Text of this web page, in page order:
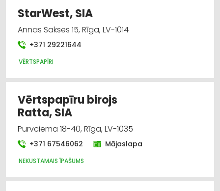
StarWest, SIA
Annas Sakses 15, Rīga, LV-1014
+371 29221644
VĒRTSPAPĪRI
Vērtspapīru birojs
Ratta, SIA
Purvciema 18-40, Rīga, LV-1035
+371 67546062 Mājaslapa
NEKUSTAMAIS ĪPAŠUMS